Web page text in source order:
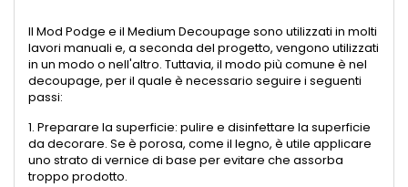
Il Mod Podge e il Medium Decoupage sono utilizzati in molti
lavori manuali e, a seconda del progetto, vengono utilizzati
in un modo o nell'altro. Tuttavia, il modo più comune è nel
decoupage, per il quale è necessario seguire i seguenti
passi:
1. Preparare la superficie: pulire e disinfettare la superficie
da decorare. Se è porosa, come il legno, è utile applicare
uno strato di vernice di base per evitare che assorba
troppo prodotto.